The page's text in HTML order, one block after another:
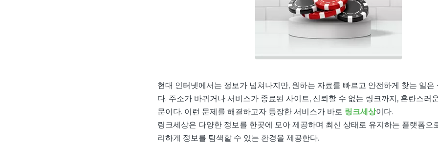
현대 인터넷에서는 정보가 넘쳐나지만, 원하는 자료를 빠르고 안전하게 찾는 일은
다. 주소가 바뀌거나 서비스가 종료된 사이트, 신뢰할 수 없는 링크까지, 혼란스러
문이다. 이런 문제를 해결하고자 등장한 서비스가 바로 링크세상이다.
링크세상은 다양한 정보를 한곳에 모아 제공하며 최신 상태로 유지하는 플랫폼으
리하게 정보를 탐색할 수 있는 환경을 제공한다.